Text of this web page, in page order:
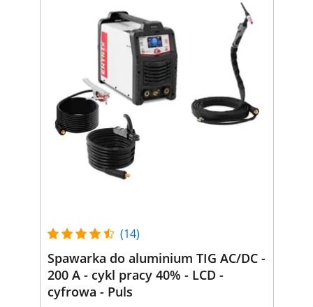
(14)
Spawarka do aluminium TIG AC/DC -
200 A - cykl pracy 40% - LCD -
cyfrowa - Puls